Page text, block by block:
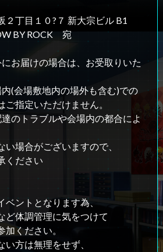
２丁目１０?７ 新大宗ビル B1
BY ROCK 宛
お届けの場合は、お受取りいた
(会場敷地内の場外も含む)での
指定いただけません。
のトラブルや会場内の都合によ
場合がございますので、
ください
ントとなります為、
ど体調管理に気をつけて
ください。
い方は無理をせず、